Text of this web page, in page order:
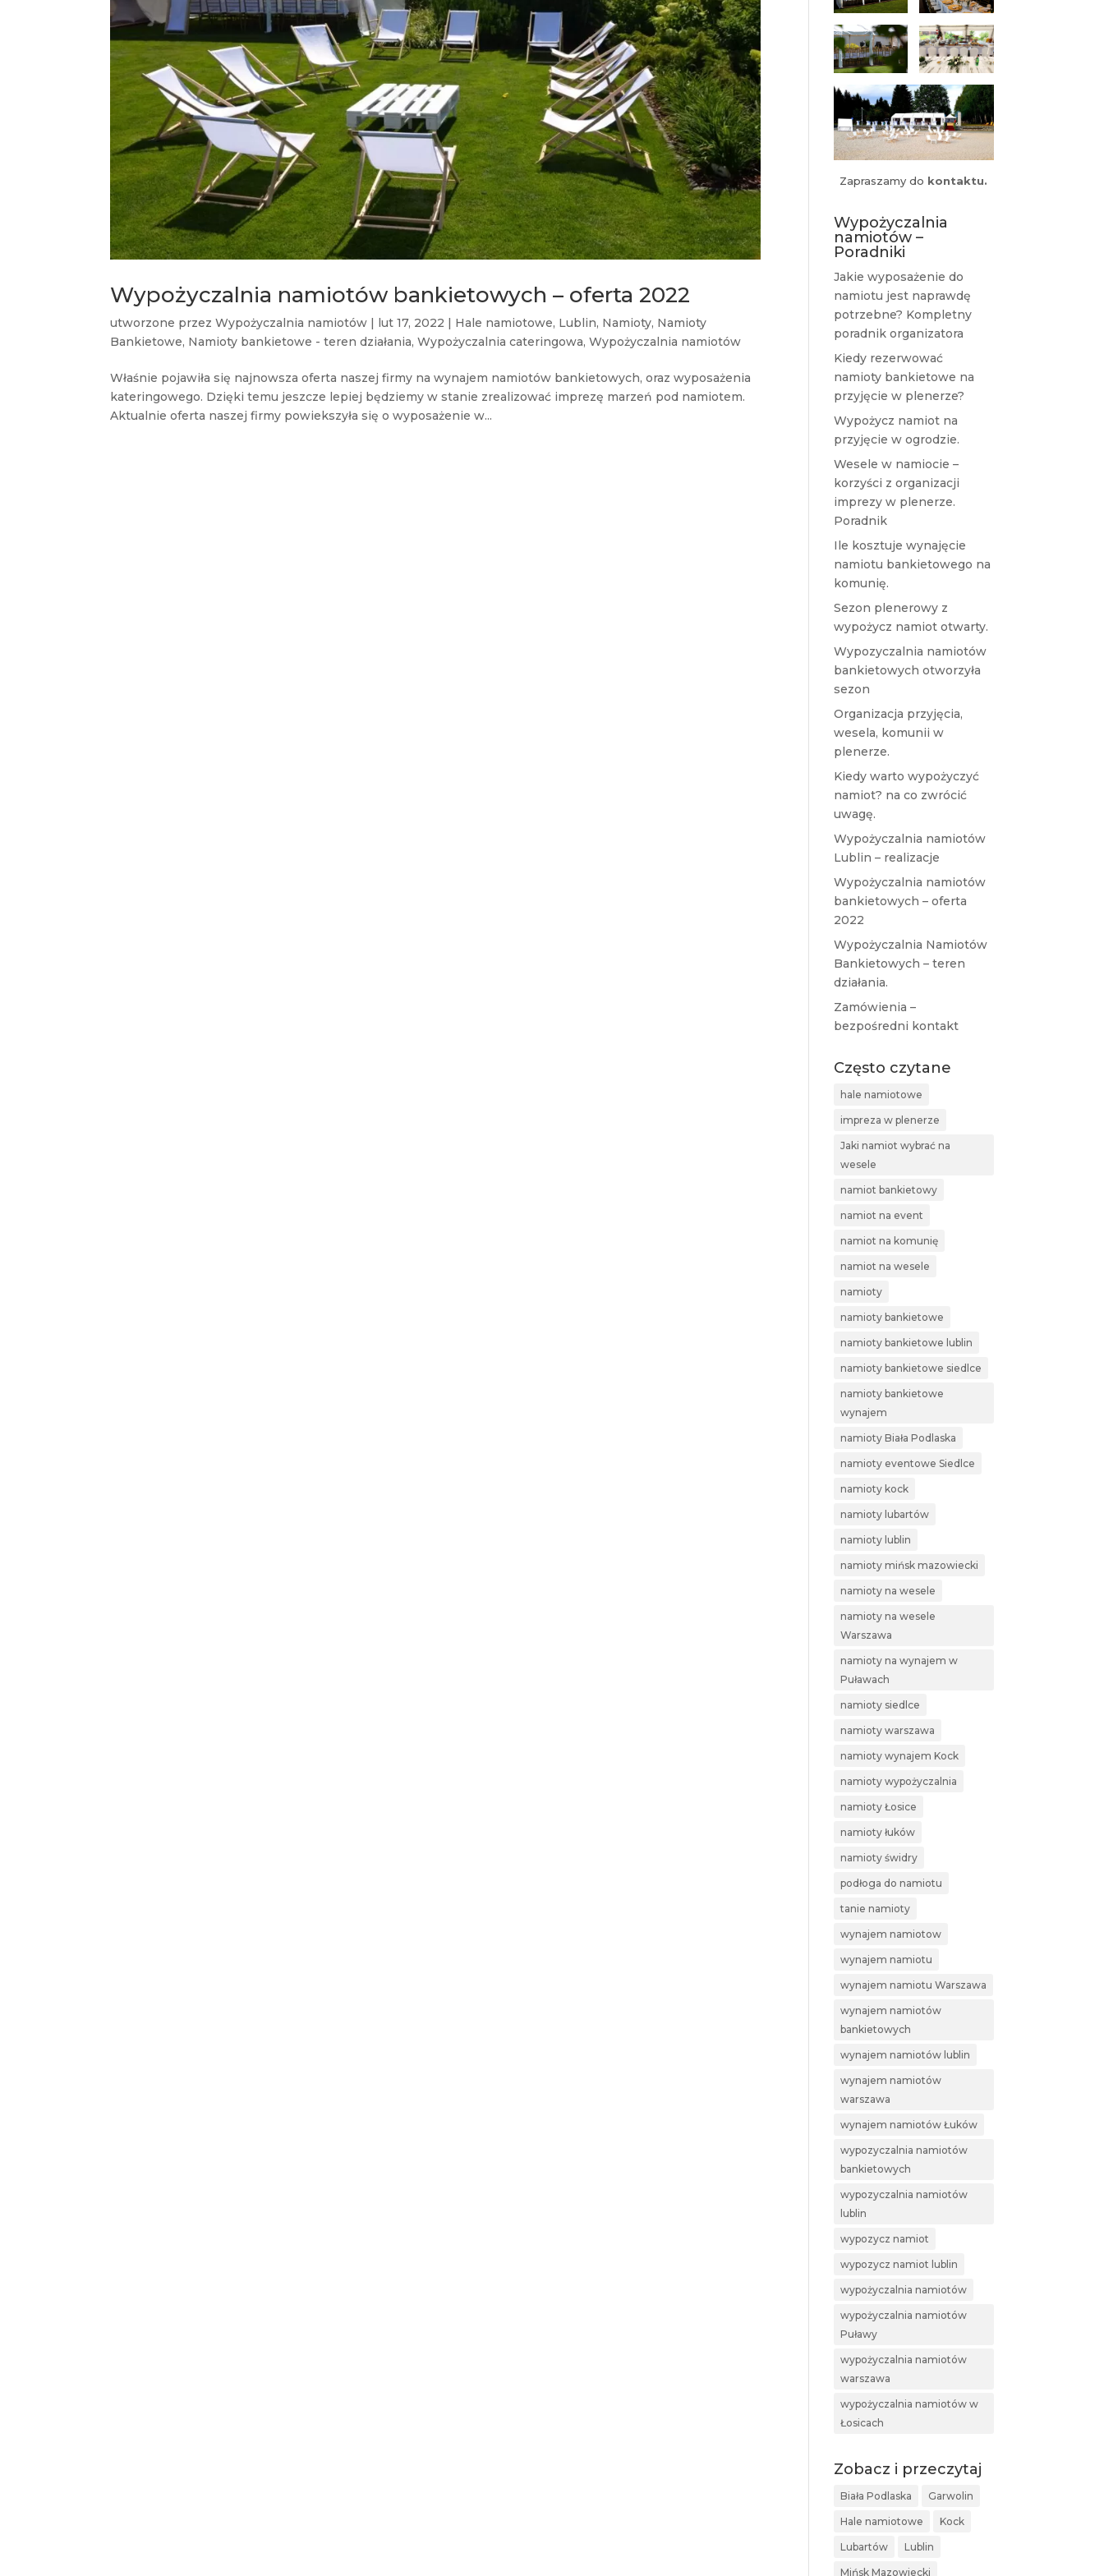
Wypożyczalnia namiotów bankietowych – oferta 2022
utworzone przezWypożyczalnia namiotów | lut 17, 2022 | Hale namiotowe, Lublin, Namioty, Namioty
Bankietowe, Namioty bankietowe - teren działania,Wypożyczalnia cateringowa,Wypożyczalnia namiotów
Właśnie pojawiła się najnowsza oferta naszej firmy na wynajem namiotów bankietowych, oraz wyposażenia
kateringowego. Dzięki temu jeszcze lepiej będziemy w stanie zrealizować imprezę marzeń pod namiotem.
Aktualnie oferta naszej firmy powiekszyła się o wyposażenie w...
Zapraszamy do kontaktu.
Wypożyczalnia
namiotów –
Poradniki
Jakie wyposażenie do
namiotu jest naprawdę
potrzebne? Kompletny
poradnik organizatora
Kiedy rezerwować
namioty bankietowe na
przyjęcie w plenerze?
Wypożycz namiot na
przyjęcie w ogrodzie.
Wesele w namiocie –
korzyści z organizacji
imprezy w plenerze.
Poradnik
Ile kosztuje wynajęcie
namiotu bankietowego na
komunię.
Sezon plenerowy z
wypożycz namiot otwarty.
Wypozyczalnia namiotów
bankietowych otworzyła
sezon
Organizacja przyjęcia,
wesela, komunii w
plenerze.
Kiedy warto wypożyczyć
namiot? na co zwrócić
uwagę.
Wypożyczalnia namiotów
Lublin – realizacje
Wypożyczalnia namiotów
bankietowych – oferta
2022
Wypożyczalnia Namiotów
Bankietowych – teren
działania.
Zamówienia –
bezpośredni kontakt
Często czytane
hale namiotowe
impreza w plenerze
Jaki namiot wybrać na
wesele
namiot bankietowy
namiot na event
namiot na komunię
namiot na wesele
namioty
namioty bankietowe
namioty bankietowe lublin
namioty bankietowe siedlce
namioty bankietowe
wynajem
namioty Biała Podlaska
namioty eventowe Siedlce
namioty kock
namioty lubartów
namioty lublin
namioty mińsk mazowiecki
namioty na wesele
namioty na wesele
Warszawa
namioty na wynajem w
Puławach
namioty siedlce
namioty warszawa
namioty wynajem Kock
namioty wypożyczalnia
namioty Łosice
namioty łuków
namioty świdry
podłoga do namiotu
tanie namioty
wynajem namiotow
wynajem namiotu
wynajem namiotu Warszawa
wynajem namiotów
bankietowych
wynajem namiotów lublin
wynajem namiotów
warszawa
wynajem namiotów Łuków
wypozyczalnia namiotów
bankietowych
wypozyczalnia namiotów
lublin
wypozycz namiot
wypozycz namiot lublin
wypożyczalnia namiotów
wypożyczalnia namiotów
Puławy
wypożyczalnia namiotów
warszawa
wypożyczalnia namiotów w
Łosicach
Zobacz i przeczytaj
Biała Podlaska Garwolin
Hale namiotowe Kock
Lubartów Lublin
Mińsk Mazowiecki